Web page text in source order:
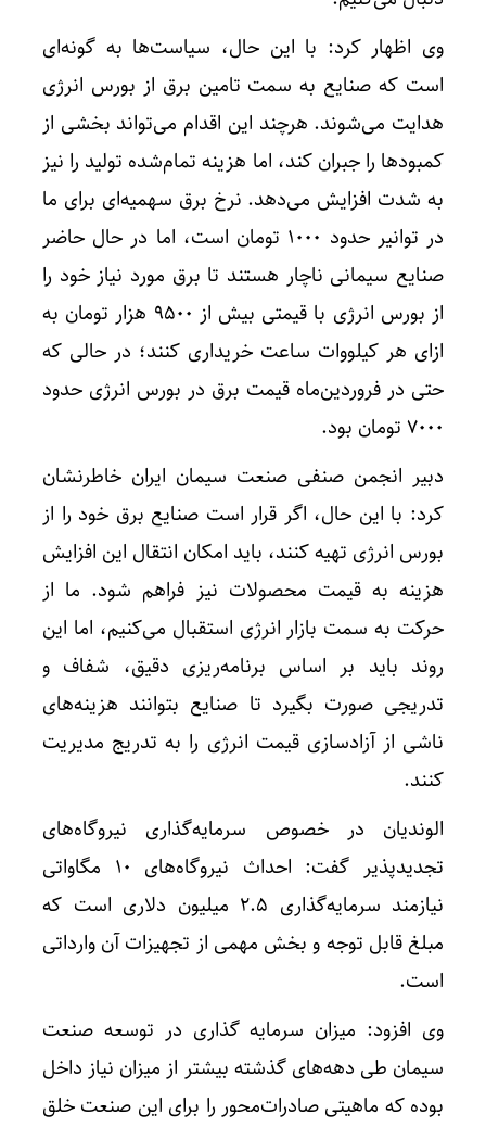
وی اظهار کرد: با این حال، سیاست‌ها به گونه‌ای
است که صنایع به سمت تامین برق از بورس انرژی
هدایت می‌شوند. هرچند این اقدام می‌تواند بخشی از
کمبودها را جبران کند، اما هزینه تمام‌شده تولید را نیز
به شدت افزایش می‌دهد. نرخ برق سهمیه‌ای برای ما
در توانیر حدود ۱۰۰۰ تومان است، اما در حال حاضر
صنایع سیمانی ناچار هستند تا برق مورد نیاز خود را
از بورس انرژی با قیمتی بیش از ۹۵۰۰ هزار تومان به
ازای هر کیلووات ساعت خریداری کنند؛ در حالی که
حتی در فروردین‌ماه قیمت برق در بورس انرژی حدود
۷۰۰۰ تومان بود.
دبیر انجمن صنفی صنعت سیمان ایران خاطرنشان
کرد: با این حال، اگر قرار است صنایع برق خود را از
بورس انرژی تهیه کنند، باید امکان انتقال این افزایش
هزینه به قیمت محصولات نیز فراهم شود. ما از
حرکت به سمت بازار انرژی استقبال می‌کنیم، اما این
روند باید بر اساس برنامه‌ریزی دقیق، شفاف و
تدریجی صورت بگیرد تا صنایع بتوانند هزینه‌های
ناشی از آزادسازی قیمت انرژی را به تدریج مدیریت
کنند.
الوندیان در خصوص سرمایه‌گذاری نیروگاه‌های
تجدیدپذیر گفت: احداث نیروگاه‌های ۱۰ مگاواتی
نیازمند سرمایه‌گذاری ۲.۵ میلیون دلاری است که
مبلغ قابل توجه و بخش مهمی از تجهیزات آن وارداتی
است.
وی افزود: میزان سرمایه گذاری در توسعه صنعت
سیمان طی دهه‌های گذشته بیشتر از میزان نیاز داخل
بوده که ماهیتی صادرات‌محور را برای این صنعت خلق